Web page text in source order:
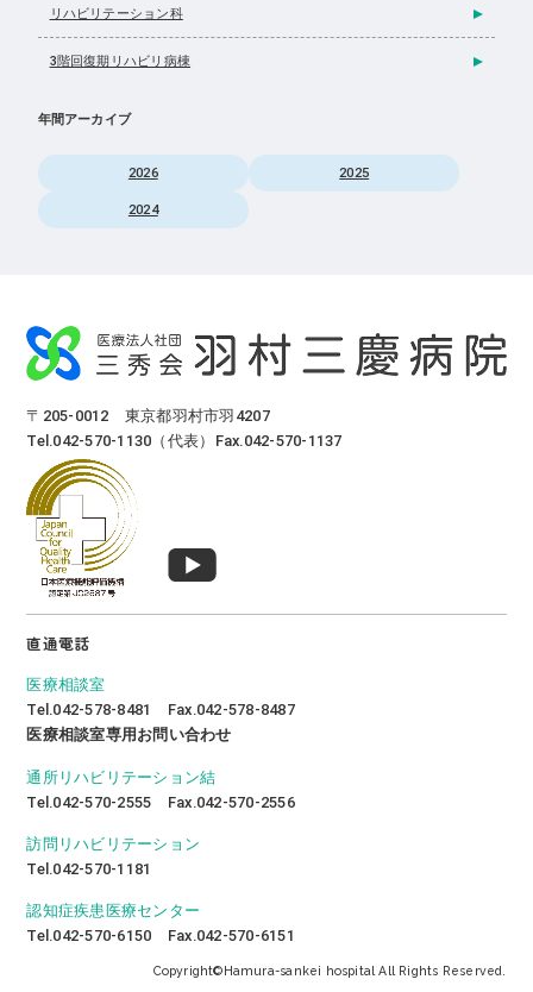
リハビリテーション科
3階回復期リハビリ病棟
年間アーカイブ
2026 2025
2024
〒205-0012 東京都羽村市羽4207
Tel.042-570-1130（代表）Fax.042-570-1137
直通電話
医療相談室
Tel.042-578-8481 Fax.042-578-8487
医療相談室専用お問い合わせ
通所リハビリテーション結
Tel.042-570-2555 Fax.042-570-2556
訪問リハビリテーション
Tel.042-570-1181
認知症疾患医療センター
Tel.042-570-6150 Fax.042-570-6151
Copyright©Hamura-sankei hospitalAll Rights Reserved.